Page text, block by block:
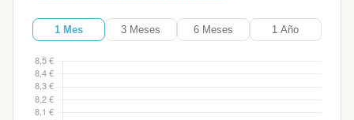
1 Mes 3 Meses 6 Meses 1 Año